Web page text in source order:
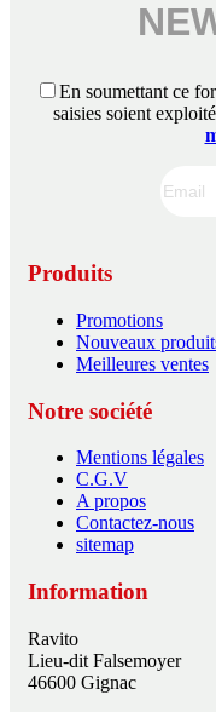
En soumettant ce
saisies soient
Produits
Promotions
Nouveaux
Meilleures ventes
Notre société
Mentions légales
C.G.V
A propos
Contactez-nous
sitemap
Information
Ravito
Lieu-dit Falsemoyer
46600 Gignac